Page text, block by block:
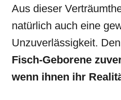
Aus dieser
natürlich auch eine
Unzuverlässigkeit.
Fisch-Geborene
wenn ihnen ihr